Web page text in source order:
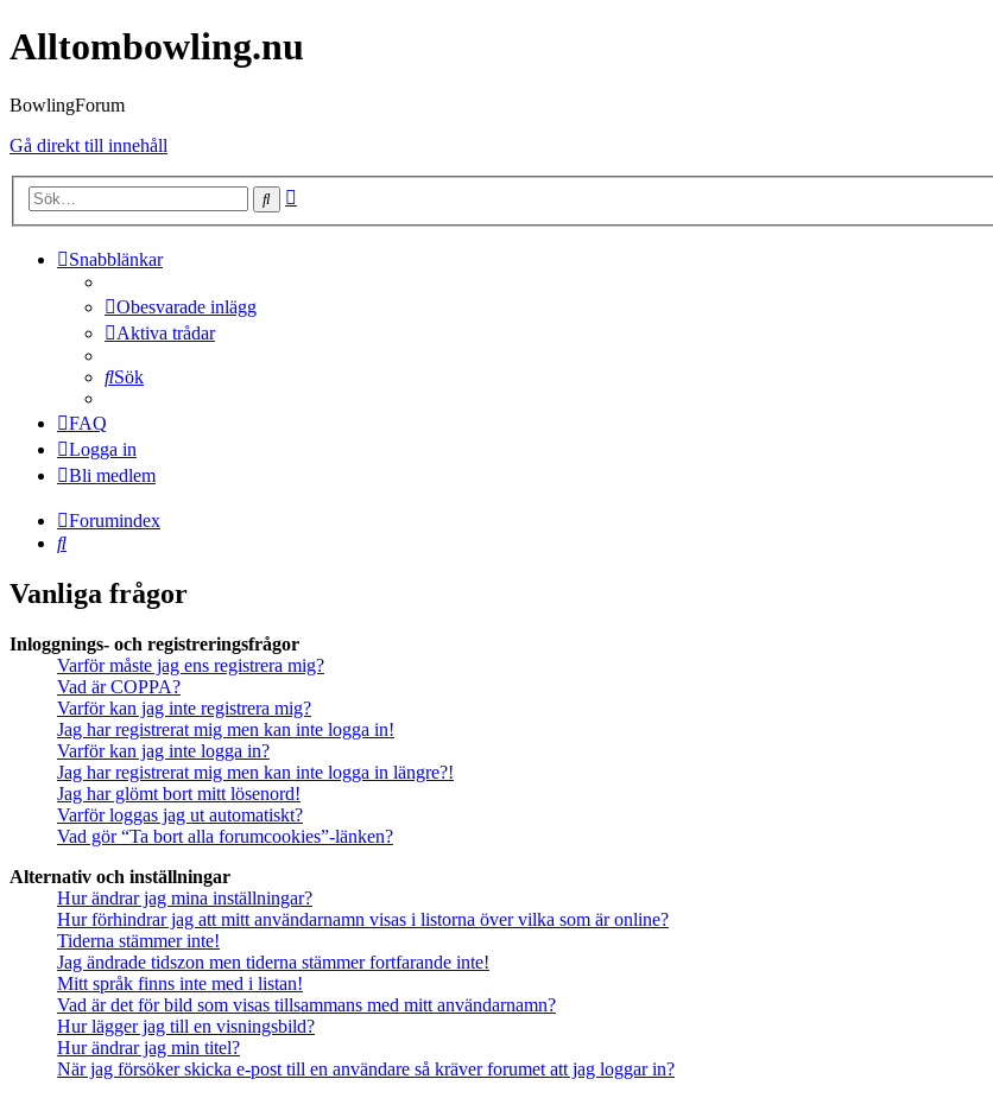
Alltombowling.nu
BowlingForum
Gå direkt till innehåll
Sök
Snabblänkar
Obesvarade inlägg
Aktiva trådar
Sök
FAQ
Logga in
Bli medlem
Forumindex
Sök
Vanliga frågor
Inloggnings- och registreringsfrågor
Varför måste jag ens registrera mig?
Vad är COPPA?
Varför kan jag inte registrera mig?
Jag har registrerat mig men kan inte logga in!
Varför kan jag inte logga in?
Jag har registrerat mig men kan inte logga in längre?!
Jag har glömt bort mitt lösenord!
Varför loggas jag ut automatiskt?
Vad gör “Ta bort alla forumcookies”-länken?
Alternativ och inställningar
Hur ändrar jag mina inställningar?
Hur förhindrar jag att mitt användarnamn visas i listorna över vilka som är online?
Tiderna stämmer inte!
Jag ändrade tidszon men tiderna stämmer fortfarande inte!
Mitt språk finns inte med i listan!
Vad är det för bild som visas tillsammans med mitt användarnamn?
Hur lägger jag till en visningsbild?
Hur ändrar jag min titel?
När jag försöker skicka e-post till en användare så kräver forumet att jag loggar in?